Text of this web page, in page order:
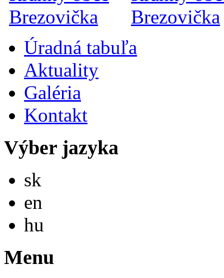
Úradná tabuľa
Aktuality
Galéria
Kontakt
Výber jazyka
sk
en
hu
Menu